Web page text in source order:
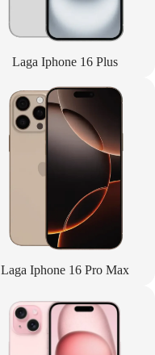
Laga Iphone 16 Plus
Laga Iphone 16 Pro Max